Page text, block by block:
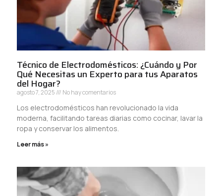
Técnico de Electrodomésticos: ¿Cuándo y Por
Qué Necesitas un Experto para tus Aparatos
del Hogar?
agosto 7, 2025 No hay comentarios
Los electrodomésticos han revolucionado la vida
moderna, facilitando tareas diarias como cocinar, lavar la
ropa y conservar los alimentos.
Leer más »